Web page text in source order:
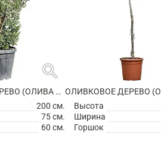
search
ОЛИВКОВОЕ ДЕРЕВО (ОЛИВА ЕВРОПЕЙСКАЯ)
200 см.
75 см.
60 см.
Высота
Ширина
Горшок